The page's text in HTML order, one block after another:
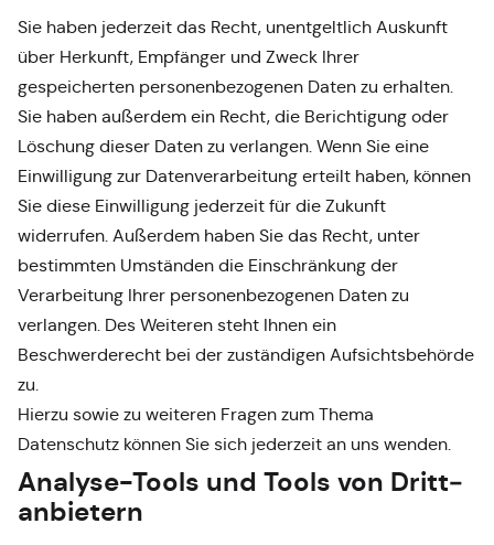
Sie haben jederzeit das Recht, unentgeltlich Auskunft
über Herkunft, Empfänger und Zweck Ihrer
gespeicherten personenbezogenen Daten zu erhalten.
Sie haben außerdem ein Recht, die Berichtigung oder
Löschung dieser Daten zu verlangen. Wenn Sie eine
Einwilligung zur Datenverarbeitung erteilt haben, können
Sie diese Einwilligung jederzeit für die Zukunft
widerrufen. Außerdem haben Sie das Recht, unter
bestimmten Umständen die Einschränkung der
Verarbeitung Ihrer personenbezogenen Daten zu
verlangen. Des Weiteren steht Ihnen ein
Beschwerderecht bei der zuständigen Aufsichtsbehörde
zu.
Hierzu sowie zu weiteren Fragen zum Thema
Datenschutz können Sie sich jederzeit an uns wenden.
Analyse-Tools und Tools von Dritt­
anbietern